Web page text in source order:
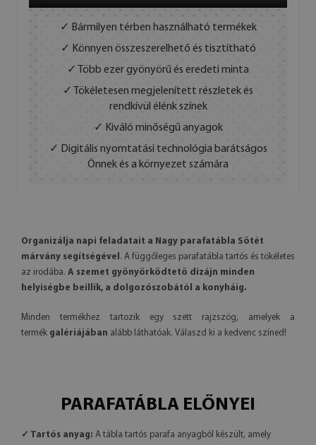
✓ Bármilyen térben használható termékek
✓ Könnyen összeszerelhető és tisztítható
✓ Több ezer gyönyörű és eredeti minta
✓ Tökéletesen megjelenített részletek és
rendkívül élénk színek
✓ Kiváló minőségű anyagok
✓ Digitális nyomtatási technológia barátságos
Önnek és a környezet számára
Organizálja napi feladatait a Nagy parafatábla Sötét
márvány segítségével . A függőleges parafatábla tartós és tökéletes
az irodába. A szemet gyönyörködtető dizájn minden
helyiségbe beillik, a dolgozószobától a konyháig.
Minden termékhez tartozik egy szett rajzszög, amelyek a
termék galériájában alább láthatóak. Válaszd ki a kedvenc színed!
PARAFATÁBLA ELŐNYEI
✓ Tartós anyag: A tábla tartós parafa anyagból készült, amely